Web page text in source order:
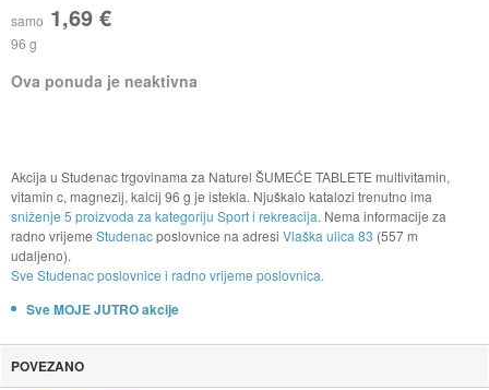
samo 1,69 €
96 g
Ova ponuda je neaktivna
Akcija u Studenac trgovinama za Naturel ŠUMEĆE TABLETE multivitamin,
vitamin c, magnezij, kalcij 96 g je istekla. Njuškalo katalozi trenutno ima
sniženje 5 proizvoda za kategoriju Sport i rekreacija. Nema informacije za
radno vrijeme Studenacposlovnice na adresi Vlaška ulica 83 (557 m
udaljeno).
Sve Studenac poslovnice i radno vrijeme poslovnica.
Sve MOJE JUTRO akcije
POVEZANO